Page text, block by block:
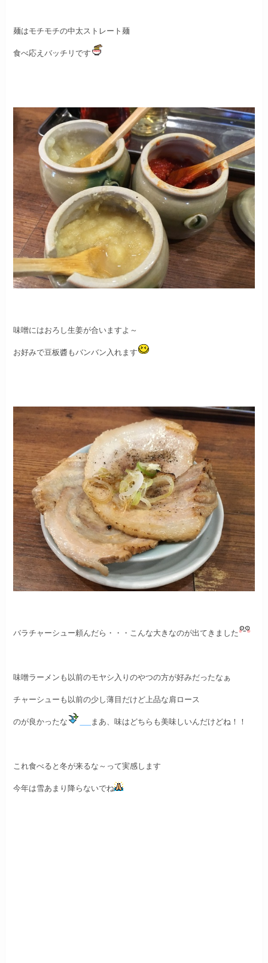
麺はモチモチの中太ストレート麺
食べ応えバッチリです
味噌にはおろし生姜が合いますよ～
お好みで豆板醬もバンバン入れます
バラチャーシュー頼んだら・・・ こんな大きなのが出てきました
味噌ラーメンも以前のモヤシ入りのやつの方が好みだったなぁ
チャーシューも以前の少し薄目だけど上品な肩ロース
のが良かったな まあ、味はどちらも美味しいんだけどね！！
これ食べると冬が来るな～って実感します
今年は雪あまり降らないでね